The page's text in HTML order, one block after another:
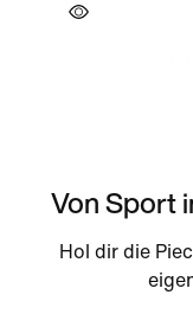
Von Sport
Hol dir die